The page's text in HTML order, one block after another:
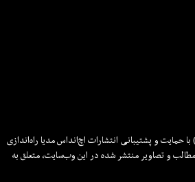
و پشتیبانی انتشارات اچ‌اند‌اس مدیا راه‌اندازی
و تصاویر منتشر شده در این وب‌سایت، متعلق به